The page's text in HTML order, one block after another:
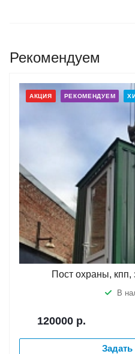
Рекомендуем
АКЦИЯ РЕКОМЕНДУЕМ
Пост охраны,
В
120000 р.